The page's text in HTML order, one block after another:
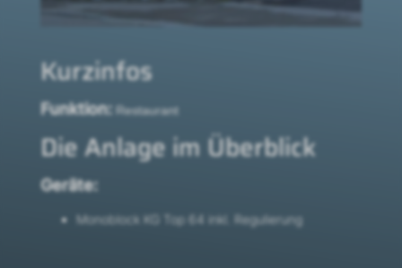
Kurzinfos
Funktion: Restaurant
Die Anlage im Überblick
Geräte:
Monoblock KG Top 64 inkl. Regulierung